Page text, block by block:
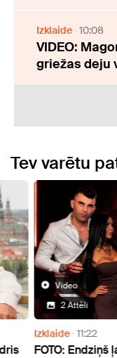
Izklaide 10:08
VIDEO:
griežas deju
Tev varētu
Video
2 Attēli
Izklaide 11:22
FOTO: Endziņš